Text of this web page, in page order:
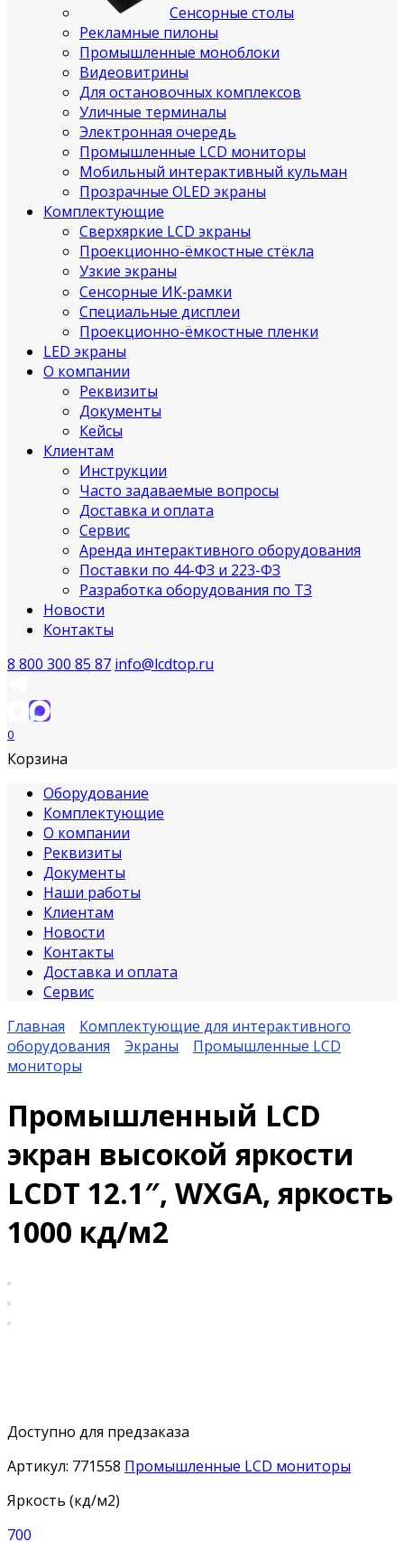
Сенсорные столы
Рекламные пилоны
Промышленные моноблоки
Видеовитрины
Для остановочных комплексов
Уличные терминалы
Электронная очередь
Промышленные LCD мониторы
Мобильный интерактивный кульман
Прозрачные OLED экраны
Комплектующие
Сверхяркие LCD экраны
Проекционно-ёмкостные стёкла
Узкие экраны
Сенсорные ИК‑рамки
Специальные дисплеи
Проекционно-ёмкостные пленки
LED экраны
О компании
Реквизиты
Документы
Кейсы
Клиентам
Инструкции
Часто задаваемые вопросы
Доставка и оплата
Сервис
Аренда интерактивного оборудования
Поставки по 44-ФЗ и 223-ФЗ
Разработка оборудования по ТЗ
Новости
Контакты
8 800 300 85 87 info@lcdtop.ru
0
Корзина
Оборудование
Комплектующие
О компании
Реквизиты
Документы
Наши работы
Клиентам
Новости
Контакты
Доставка и оплата
Сервис
Главная
Комплектующие для интерактивного
оборудования
Экраны
Промышленные LCD
мониторы
Промышленный LCD
экран высокой яркости
LCDT 12.1″, WXGA, яркость
1000 кд/м2
Доступно для предзаказа
Артикул: 771558 Промышленные LCD мониторы
Яркость (кд/м2)
700